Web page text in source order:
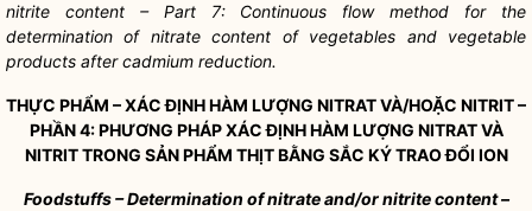
nitrite content – Part 7: Continuous flow method for the
determination of nitrate content of vegetables and vegetable
products after cadmium reduction.
THỰC PHẨM – XÁC ĐỊNH HÀM LƯỢNG NITRAT VÀ/HOẶC NITRIT –
PHẦN 4: PHƯƠNG PHÁP XÁC ĐỊNH HÀM LƯỢNG NITRAT VÀ
NITRIT TRONG SẢN PHẨM THỊT BẰNG SẮC KÝ TRAO ĐỔI ION
Foodstuffs – Determination of nitrate and/or nitrite content –